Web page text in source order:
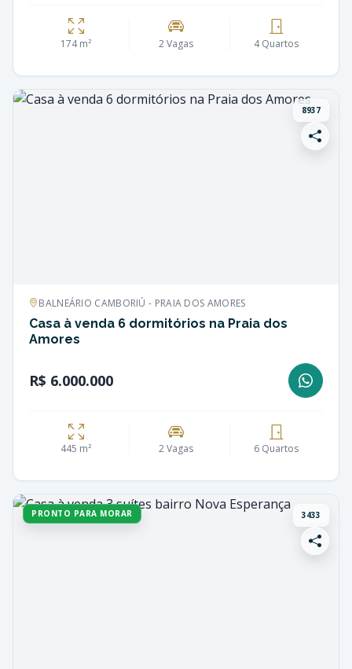
174 m² 2 Vagas 4 Quartos
8937
BALNEÁRIO CAMBORIÚ - PRAIA DOS AMORES
Casa à venda 6 dormitórios na Praia dos
Amores
R$ 6.000.000
445 m² 2 Vagas 6 Quartos
PRONTO PARA MORAR 3433